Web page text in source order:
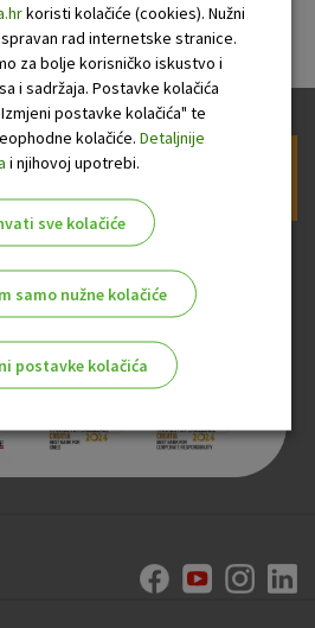
o usluzi OTPmini.pdf
banke
koristi kolačiće (cookies). Nužni
rad internetske stranice.
za bolje korisničko iskustvo i
i sadržaja. Postavke kolačića
postavke kolačića" te
kolačiće. Detaljnije
i njihovoj upotrebi.
sve kolačiće
samo nužne kolačiće
postavke kolačića